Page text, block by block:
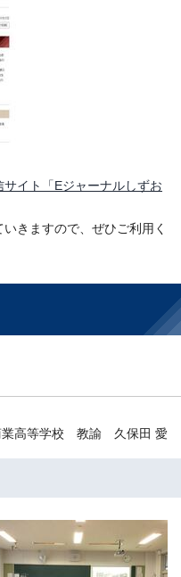
イト「Eジャーナルしずお
きますので、ぜひご利用く
業高等学校 教諭 久保田 愛